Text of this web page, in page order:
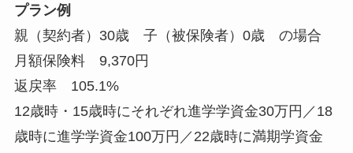
プラン例
親（契約者）30歳 子（被保険者）0歳 の場合
月額保険料 9,370円
返戻率 105.1%
12歳時・15歳時にそれぞれ進学学資金30万円／18
歳時に進学学資金100万円／22歳時に満期学資金